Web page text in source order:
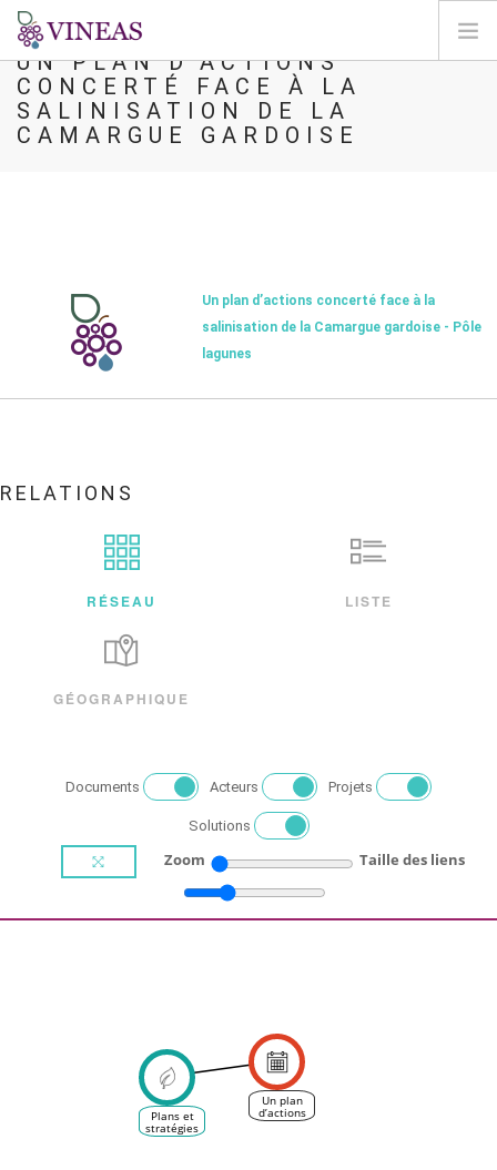
ACCUEIL
A PROPOS DE VINEAS
CONNEXION
UN PLAN D’ACTIONS
CONCERTÉ FACE À LA
SALINISATION DE LA
CAMARGUE GARDOISE
Un plan d’actions concerté face à la
salinisation de la Camargue gardoise - Pôle
lagunes
RELATIONS
RÉSEAU LISTE
GÉOGRAPHIQUE
Documents Acteurs Projets
Solutions
Zoom Taille des liens
Un plan
d’actions
concerté
Plans et
stratégies
d'adaptation